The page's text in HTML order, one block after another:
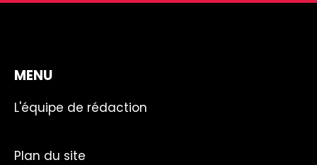
MENU
L'équipe de rédaction
Plan du site